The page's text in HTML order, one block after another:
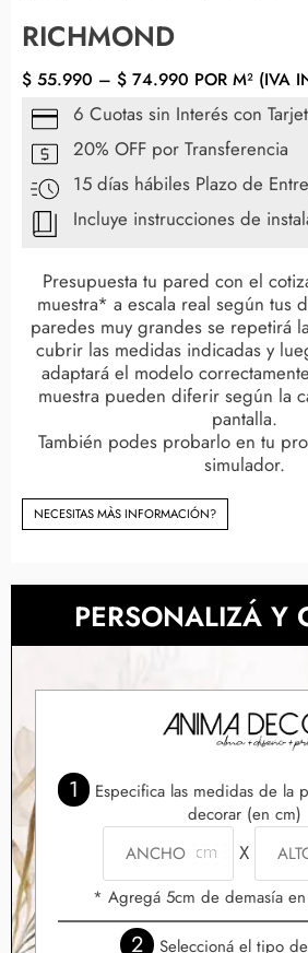
RICHMOND
$ 55.990 – $ 74.990 POR M² (IVA
6 Cuotas sin Interés con
20% OFF por Transferencia
15 días hábiles Plazo de
Incluye instrucciones de
Presupuesta tu pared con el
muestra* a escala real según tus
paredes muy grandes se repetirá
cubrir las medidas indicadas y
adaptará el modelo
muestra pueden diferir según la
pantalla.
También podes probarlo en tu
simulador.
NECESITAS MÀS INFORMACIÓN?
PERSONALIZÁ Y
1
Especifica las medidas de la
decorar (en cm)
X
* Agregá 5cm de demasía
2 Seleccioná el tipo